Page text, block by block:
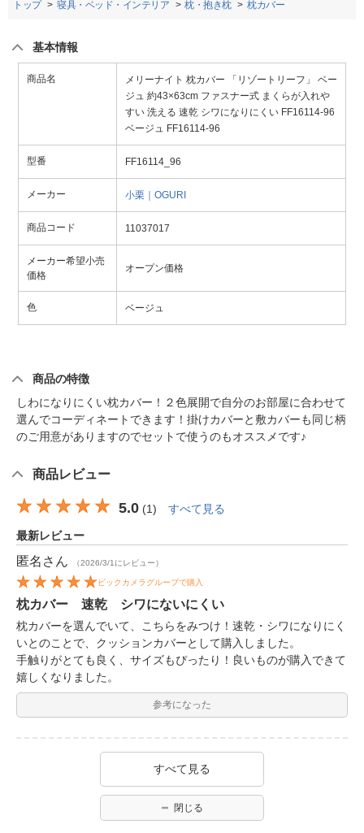
トップ 寝具・ベッド・インテリア 枕・抱き枕 枕カバー
基本情報
商品名
メリーナイト 枕カバー 「リゾートリーフ」 ベー
ジュ 約43×63cm ファスナー式 まくらが入れや
すい 洗える 速乾 シワになりにくい FF16114-96
ベージュ FF16114-96
型番 FF16114_96
メーカー 小栗｜OGURI
商品コード 11037017
メーカー希望小売
価格
オープン価格
色 ベージュ
商品の特徴
しわになりにくい枕カバー！２色展開で自分のお部屋に合わせて
選んでコーディネートできます！掛けカバーと敷カバーも同じ柄
のご用意がありますのでセットで使うのもオススメです♪
商品レビュー
5.0 (1) すべて見る
最新レビュー
匿名 さん （2026/3/1にレビュー）
ビックカメラグループで購入
枕カバー 速乾 シワにないにくい
枕カバーを選んでいて、こちらをみつけ！速乾・シワになりにく
いとのことで、クッションカバーとして購入しました。
手触りがとても良く、サイズもぴったり！良いものが購入できて
嬉しくなりました。
参考になった
すべて見る
閉じる